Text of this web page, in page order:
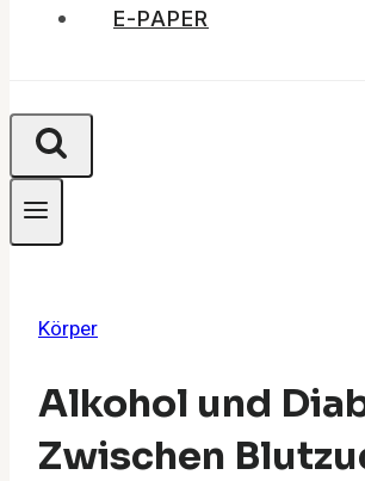
E-PAPER
Körper
Alkohol und
Zwischen